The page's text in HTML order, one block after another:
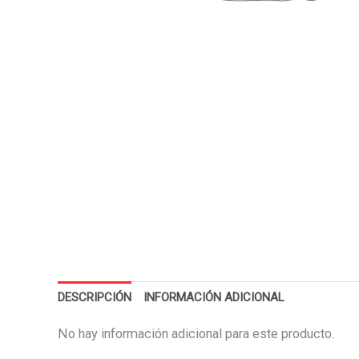
DESCRIPCIÓN INFORMACIÓN ADICIONAL
No hay información adicional para este producto.